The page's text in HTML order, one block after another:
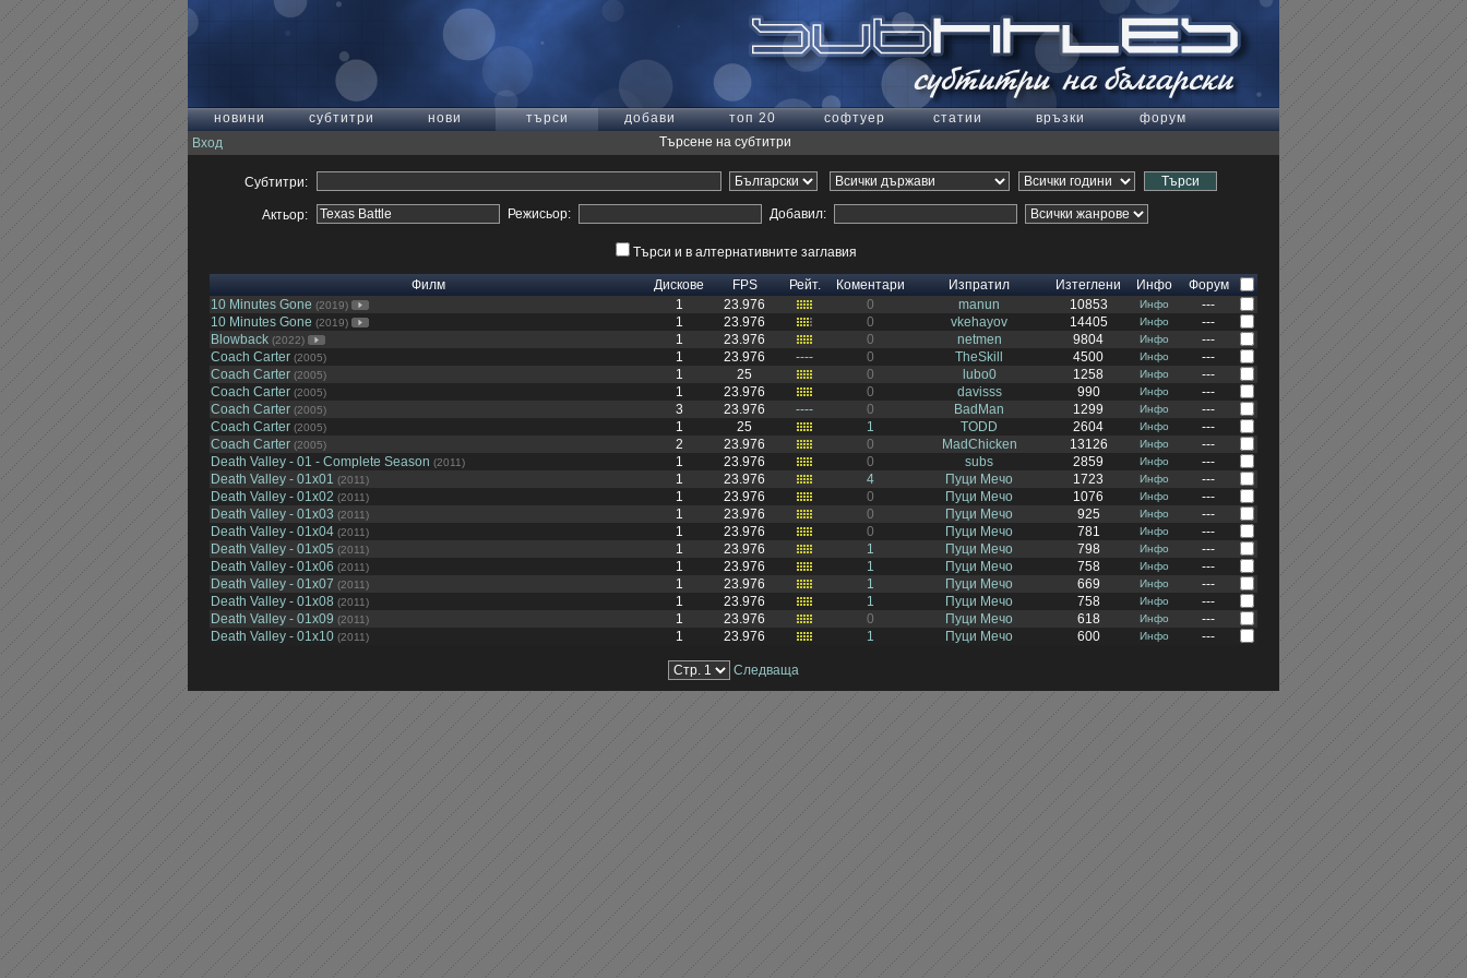
новини субтитри нови търси добави топ 20 софтуер статии връзки
форум
Вход
Търсене на субтитри
Субтитри:
Актьор: Режисьор: Добавил:
Търси и в алтернативните заглавия
Филм Дискове FPS Рейт. Коментари Изпратил Изтеглени Инфо
Форум
10 Minutes Gone (2019) 1 23.976 0 manun 10853 Инфо
---
10 Minutes Gone (2019) 1 23.976 0 vkehayov 14405 Инфо
---
Blowback (2022) 1 23.976 0 netmen 9804 Инфо
---
Coach Carter (2005) 1 23.976 ---- 0 TheSkill 4500 Инфо
---
Coach Carter (2005) 1 25 0 lubo0 1258 Инфо
---
Coach Carter (2005) 1 23.976 0 davisss 990 Инфо
---
Coach Carter (2005) 3 23.976 ---- 0 BadMan 1299 Инфо
---
Coach Carter (2005) 1 25 1 TODD 2604 Инфо
---
Coach Carter (2005) 2 23.976 0 MadChicken 13126 Инфо
---
Death Valley - 01 - Complete Season (2011) 1 23.976 0 subs 2859 Инфо
---
Death Valley - 01x01 (2011) 1 23.976 4 Пуци Мечо 1723 Инфо
---
Death Valley - 01x02 (2011) 1 23.976 0 Пуци Мечо 1076 Инфо
---
Death Valley - 01x03 (2011) 1 23.976 0 Пуци Мечо 925 Инфо
---
Death Valley - 01x04 (2011) 1 23.976 0 Пуци Мечо 781 Инфо
---
Death Valley - 01x05 (2011) 1 23.976 1 Пуци Мечо 798 Инфо
---
Death Valley - 01x06 (2011) 1 23.976 1 Пуци Мечо 758 Инфо
---
Death Valley - 01x07 (2011) 1 23.976 1 Пуци Мечо 669 Инфо
---
Death Valley - 01x08 (2011) 1 23.976 1 Пуци Мечо 758 Инфо
---
Death Valley - 01x09 (2011) 1 23.976 0 Пуци Мечо 618 Инфо
---
Death Valley - 01x10 (2011) 1 23.976 1 Пуци Мечо 600 Инфо ---
Следваща